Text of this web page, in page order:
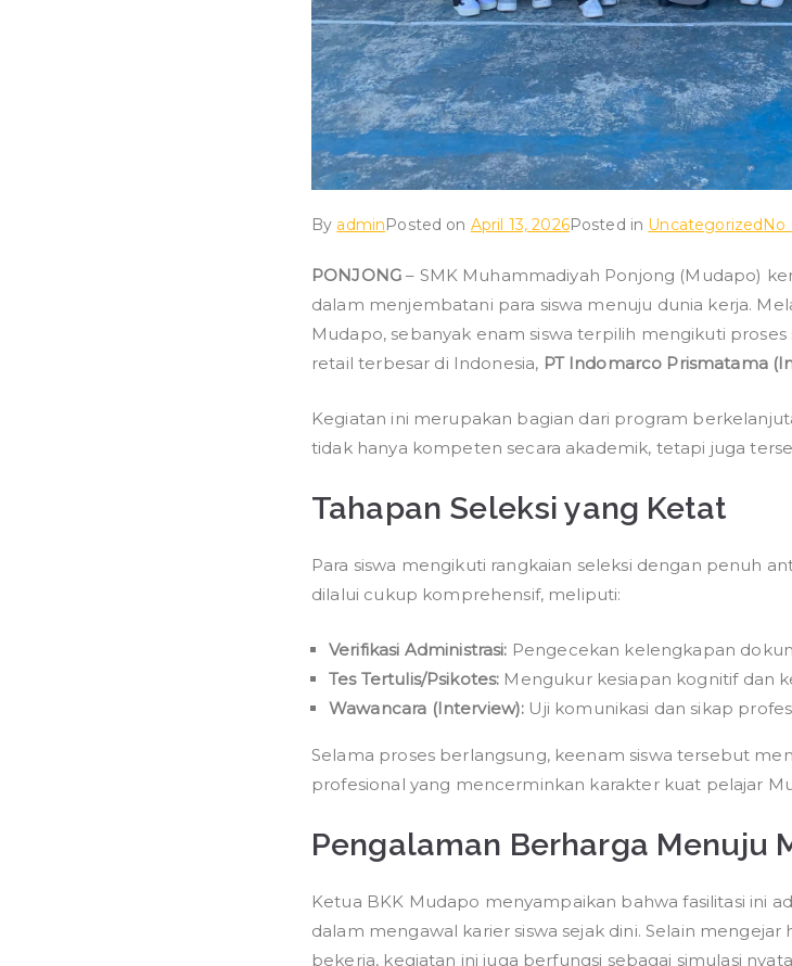
By adminPosted on April 13, 2026Posted in UncategorizedNo
PONJONG – SMK Muhammadiyah Ponjong (Mudapo)
dalam menjembatani para siswa menuju dunia kerja.
Mudapo, sebanyak enam siswa terpilih mengikuti
retail terbesar di Indonesia, PT Indomarco Prismatama
Kegiatan ini merupakan bagian dari program
tidak hanya kompeten secara akademik, tetapi juga
Tahapan Seleksi yang Ketat
Para siswa mengikuti rangkaian seleksi dengan penuh
dilalui cukup komprehensif, meliputi:
Verifikasi Administrasi: Pengecekan kelengkapan
Tes Tertulis/Psikotes: Mengukur kesiapan kognitif dan
Wawancara (Interview): Uji komunikasi dan sikap
Selama proses berlangsung, keenam siswa tersebut
profesional yang mencerminkan karakter kuat pelajar
Pengalaman Berharga Menuju
Ketua BKK Mudapo menyampaikan bahwa fasilitasi ini
dalam mengawal karier siswa sejak dini. Selain
bekerja, kegiatan ini juga berfungsi sebagai simulasi